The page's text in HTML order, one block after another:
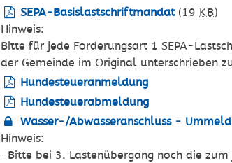
SEPA-Basislastschriftmandat(19KB)
Hinweis:
Bitte für jede Forderungsart 1 SEPA-
der Gemeinde im Original unterschrieben
Hundesteueranmeldung
Hundesteuerabmeldung
Wasser-/Abwasseranschluss -
Hinweis:
-Bitte bei 3. Lastenübergang noch die